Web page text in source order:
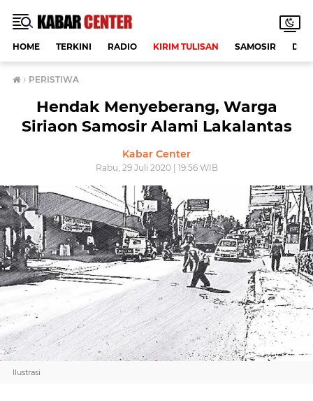
HOME TERKINI RADIO KIRIM TULISAN SAMOSIR
› PERISTIWA
Hendak Menyeberang, Warga
Siriaon Samosir Alami Lakalantas
Kabar Center
Rabu, 29 Juli 2020 | 19:56 WIB
Ilustrasi